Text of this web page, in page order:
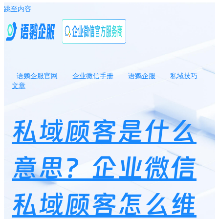
跳至内容
语鹦企服官网 企业微信手册 语鹦企服
私域技巧
文章
私域顾客是什么
意思？企业微信
私域顾客怎么维